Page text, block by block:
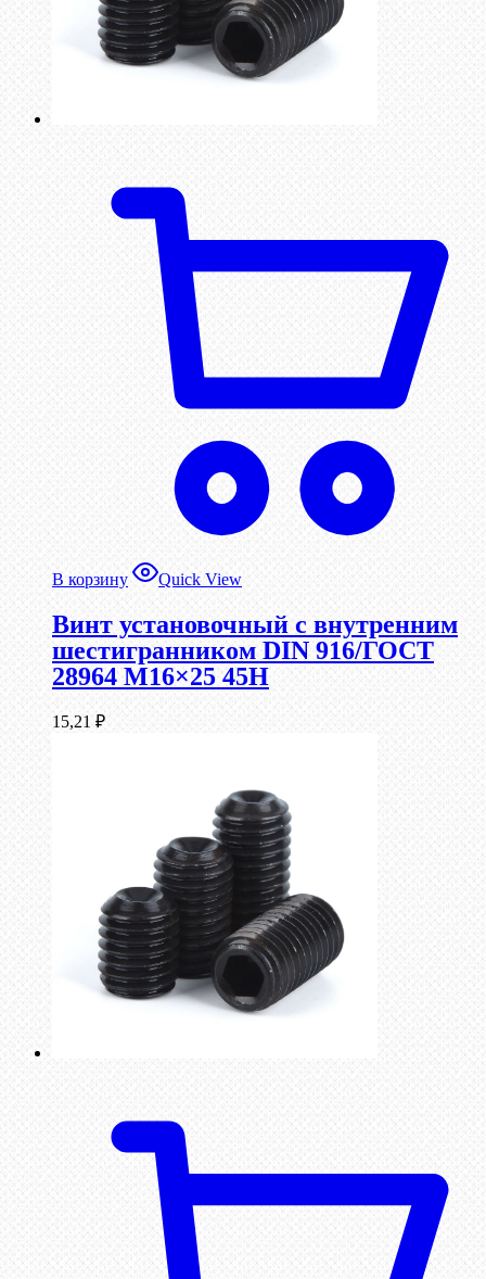
В корзину Quick View
Винт установочный с внутренним
шестигранником DIN 916/ГОСТ
28964 М16×25 45Н
15,21 ₽